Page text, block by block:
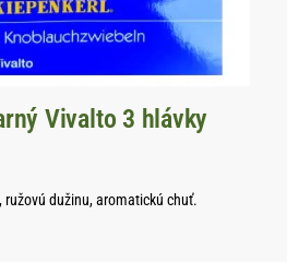
Vivalto 3 hlávky
dužinu, aromatickú chuť.